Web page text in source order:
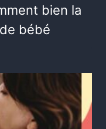
bien la
bébé